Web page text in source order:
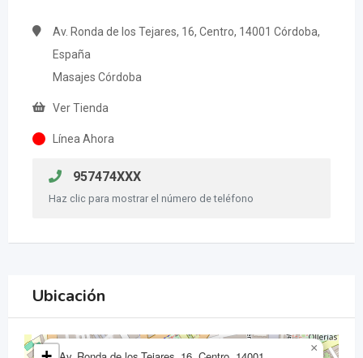
Av. Ronda de los Tejares, 16, Centro, 14001 Córdoba,
España
Masajes Córdoba
Ver Tienda
Línea Ahora
957474XXX
Haz clic para mostrar el número de teléfono
Ubicación
×